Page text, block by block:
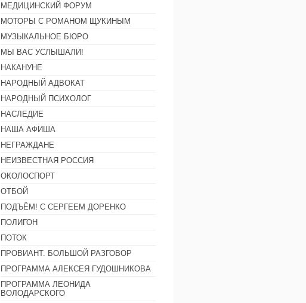
МЕДИЦИНСКИЙ ФОРУМ
МОТОРЫ С РОМАНОМ ЩУКИНЫМ
МУЗЫКАЛЬНОЕ БЮРО
МЫ ВАС УСЛЫШАЛИ!
НАКАНУНЕ
НАРОДНЫЙ АДВОКАТ
НАРОДНЫЙ ПСИХОЛОГ
НАСЛЕДИЕ
НАША АФИША
НЕГРАЖДАНЕ
НЕИЗВЕСТНАЯ РОССИЯ
ОКОЛОСПОРТ
ОТБОЙ
ПОДЪЁМ! С СЕРГЕЕМ ДОРЕНКО
ПОЛИГОН
ПОТОК
ПРОВИАНТ. БОЛЬШОЙ РАЗГОВОР
ПРОГРАММА АЛЕКСЕЯ ГУДОШНИКОВА
ПРОГРАММА ЛЕОНИДА
ВОЛОДАРСКОГО